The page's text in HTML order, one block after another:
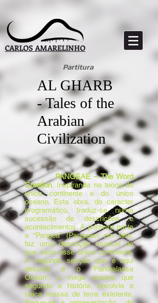
CARLOS AMARELINHO
Partitura
AL GHARB
- Tales of the
Arabian
Civilization
PANGEAE – The Word
Creation, Inspiranda na teoria do
único continente e do único
oceano. Esta obra, de caracter
programático, traduz-se numa
sucessão de descrições e
acontecimentos. A primeira parte
a “Pangea” (Pangeae) em latin,
faz uma descrição musical do
que seria esse único continente.
A segunda secção que é aqui
descrita é o “Panthalassa
Ocean”, o mega oceano que
segundo a história, envolvia a
única massa de terra existente.